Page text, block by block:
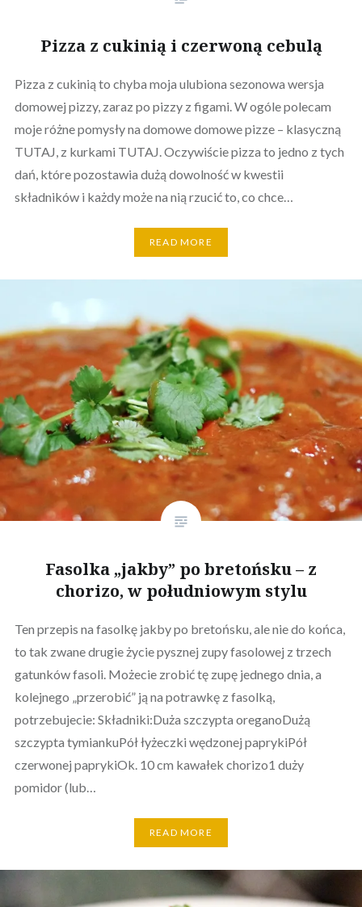
Pizza z cukinią i czerwoną cebulą
Pizza z cukinią to chyba moja ulubiona sezonowa wersja
domowej pizzy, zaraz po pizzy z figami. W ogóle polecam
moje różne pomysły na domowe domowe pizze – klasyczną
TUTAJ, z kurkami TUTAJ. Oczywiście pizza to jedno z tych
dań, które pozostawia dużą dowolność w kwestii
składników i każdy może na nią rzucić to, co chce…
READ MORE
Fasolka „jakby” po bretońsku – z
chorizo, w południowym stylu
Ten przepis na fasolkę jakby po bretońsku, ale nie do końca,
to tak zwane drugie życie pysznej zupy fasolowej z trzech
gatunków fasoli. Możecie zrobić tę zupę jednego dnia, a
kolejnego „przerobić” ją na potrawkę z fasolką,
potrzebujecie: Składniki:Duża szczypta oreganoDużą
szczypta tymiankuPół łyżeczki wędzonej paprykiPół
czerwonej paprykiOk. 10 cm kawałek chorizo1 duży
pomidor (lub…
READ MORE